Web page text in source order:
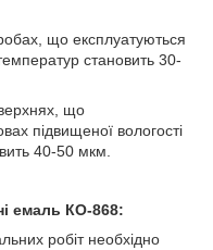
що експлуатуються
становить 30-
що
підвищеної вологості
40-50 мкм.
емаль КО-868:
робіт необхідно